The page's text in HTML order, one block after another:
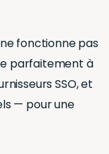
fonctionne pas
parfaitement à
SSO, et
— pour une